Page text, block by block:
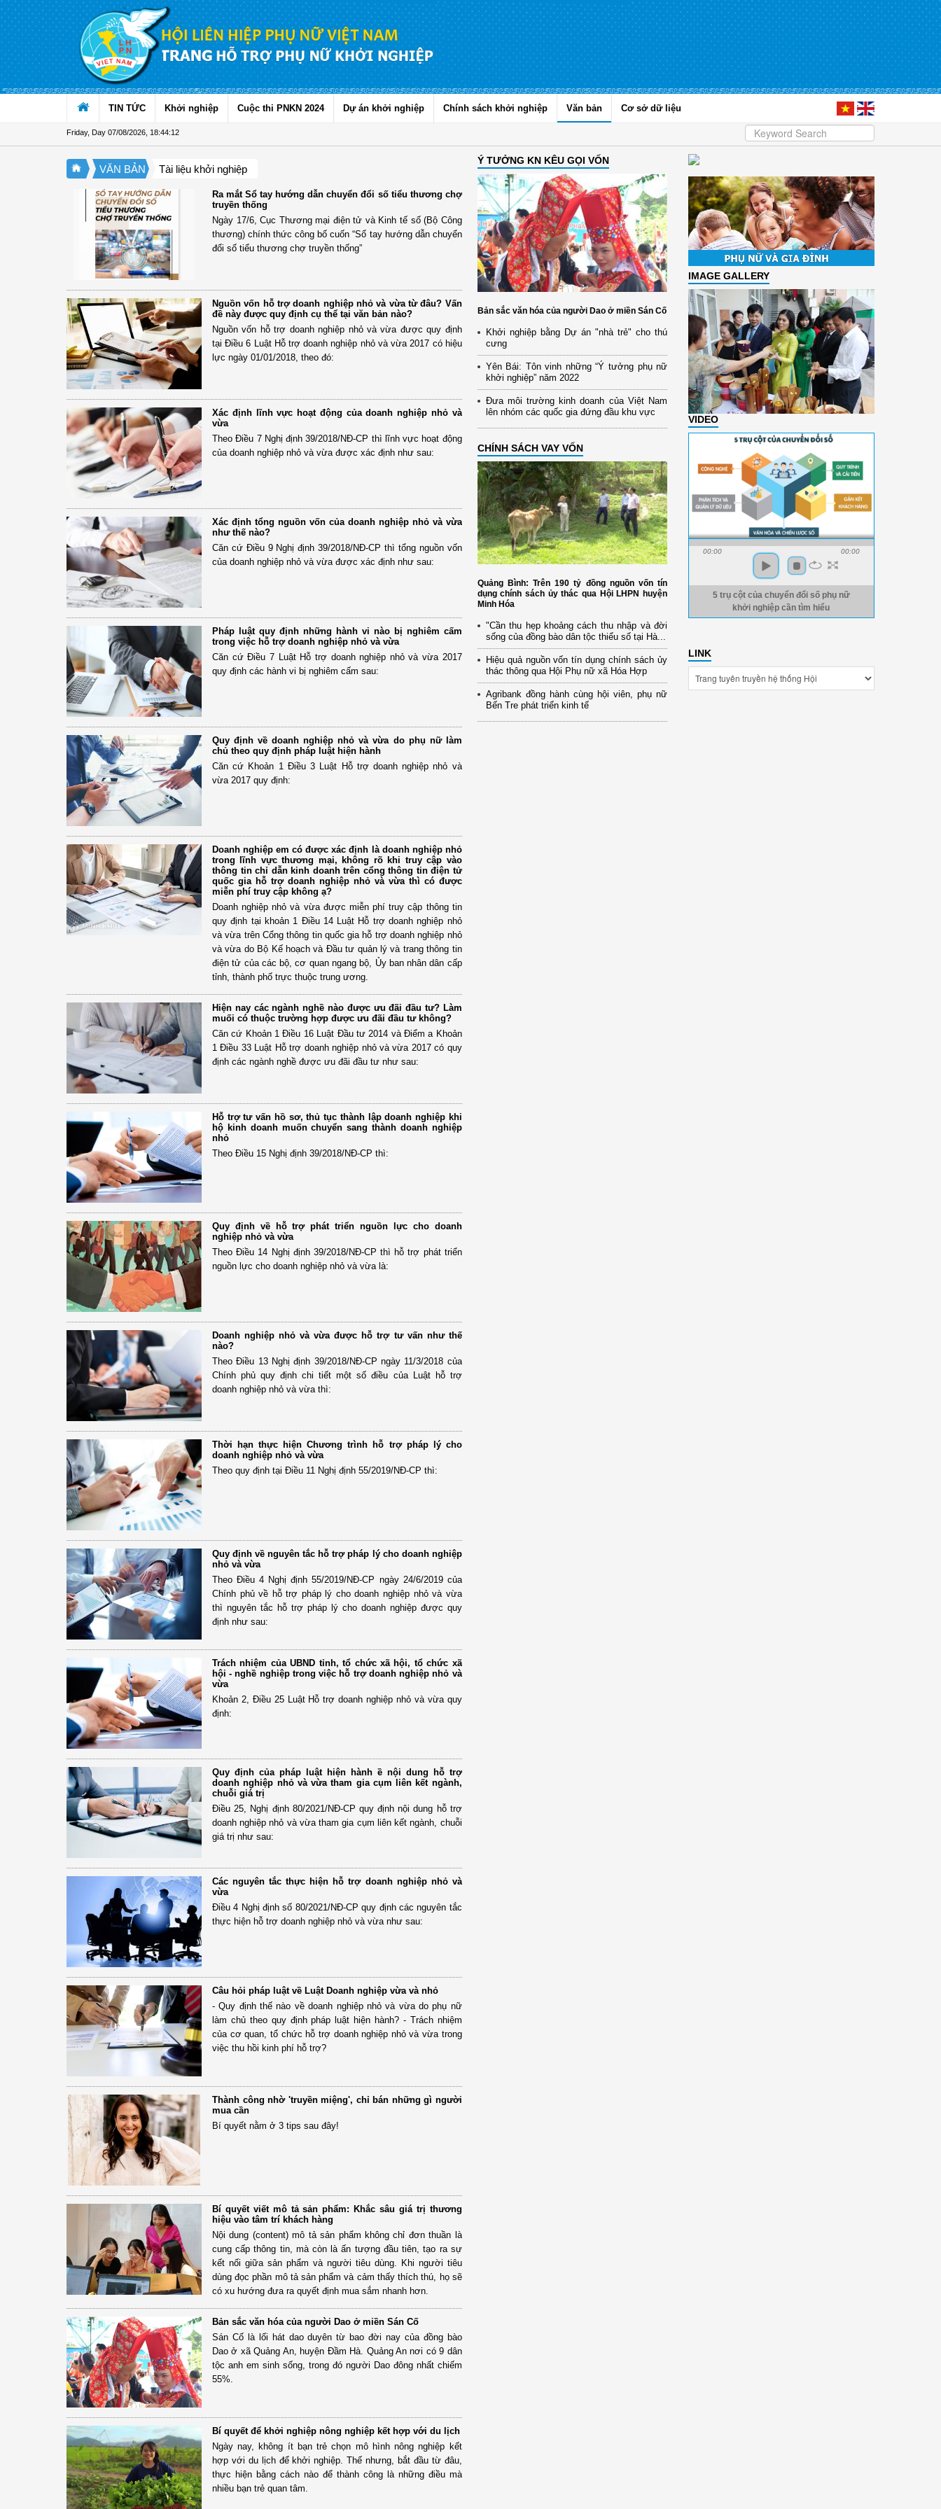
Skip to Content
TIN TỨC Khởi nghiệp Cuộc thi PNKN 2024 Dự án khởi nghiệp Chính sách khởi nghiệp Văn bản Cơ sở dữ liệu
Friday, Day 07/08/2026 18:44:13
VĂN BẢN Tài liệu khởi nghiệp
Ra mắt Sổ tay hướng dẫn chuyển đổi số tiểu thương chợ
truyền thống
Ngày 17/6, Cục Thương mại điện tử và Kinh tế số (Bộ Công
thương) chính thức công bố cuốn “Sổ tay hướng dẫn chuyển
đổi số tiểu thương chợ truyền thống”
Nguồn vốn hỗ trợ doanh nghiệp nhỏ và vừa từ đâu? Vấn
đề này được quy định cụ thể tại văn bản nào?
Nguồn vốn hỗ trợ doanh nghiệp nhỏ và vừa được quy định
tại Điều 6 Luật Hỗ trợ doanh nghiệp nhỏ và vừa 2017 có hiệu
lực ngày 01/01/2018, theo đó:
Xác định lĩnh vực hoạt động của doanh nghiệp nhỏ và
vừa
Theo Điều 7 Nghị định 39/2018/NĐ-CP thì lĩnh vực hoạt động
của doanh nghiệp nhỏ và vừa được xác định như sau:
Xác định tổng nguồn vốn của doanh nghiệp nhỏ và vừa
như thế nào?
Căn cứ Điều 9 Nghị định 39/2018/NĐ-CP thì tổng nguồn vốn
của doanh nghiệp nhỏ và vừa được xác định như sau:
Pháp luật quy định những hành vi nào bị nghiêm cấm
trong việc hỗ trợ doanh nghiệp nhỏ và vừa
Căn cứ Điều 7 Luật Hỗ trợ doanh nghiệp nhỏ và vừa 2017
quy định các hành vi bị nghiêm cấm sau:
Quy định về doanh nghiệp nhỏ và vừa do phụ nữ làm
chủ theo quy định pháp luật hiện hành
Căn cứ Khoản 1 Điều 3 Luật Hỗ trợ doanh nghiệp nhỏ và
vừa 2017 quy định:
Doanh nghiệp em có được xác định là doanh nghiệp nhỏ
trong lĩnh vực thương mại, không rõ khi truy cập vào
thông tin chỉ dẫn kinh doanh trên cổng thông tin điện tử
quốc gia hỗ trợ doanh nghiệp nhỏ và vừa thì có được
miễn phí truy cập không ạ?
Doanh nghiệp nhỏ và vừa được miễn phí truy cập thông tin
quy định tại khoản 1 Điều 14 Luật Hỗ trợ doanh nghiệp nhỏ
và vừa trên Cổng thông tin quốc gia hỗ trợ doanh nghiệp nhỏ
và vừa do Bộ Kế hoạch và Đầu tư quản lý và trang thông tin
điện tử của các bộ, cơ quan ngang bộ, Ủy ban nhân dân cấp
tỉnh, thành phố trực thuộc trung ương.
Hiện nay các ngành nghề nào được ưu đãi đầu tư? Làm
muối có thuộc trường hợp được ưu đãi đầu tư không?
Căn cứ Khoản 1 Điều 16 Luật Đầu tư 2014 và Điểm a Khoản
1 Điều 33 Luật Hỗ trợ doanh nghiệp nhỏ và vừa 2017 có quy
định các ngành nghề được ưu đãi đầu tư như sau:
Hỗ trợ tư vấn hồ sơ, thủ tục thành lập doanh nghiệp khi
hộ kinh doanh muốn chuyển sang thành doanh nghiệp
nhỏ
Theo Điều 15 Nghị định 39/2018/NĐ-CP thì:
Quy định về hỗ trợ phát triển nguồn lực cho doanh
nghiệp nhỏ và vừa
Theo Điều 14 Nghị định 39/2018/NĐ-CP thì hỗ trợ phát triển
nguồn lực cho doanh nghiệp nhỏ và vừa là:
Doanh nghiệp nhỏ và vừa được hỗ trợ tư vấn như thế
nào?
Theo Điều 13 Nghị định 39/2018/NĐ-CP ngày 11/3/2018 của
Chính phủ quy định chi tiết một số điều của Luật hỗ trợ
doanh nghiệp nhỏ và vừa thì:
Thời hạn thực hiện Chương trình hỗ trợ pháp lý cho
doanh nghiệp nhỏ và vừa
Theo quy định tại Điều 11 Nghị định 55/2019/NĐ-CP thì:
Quy định về nguyên tắc hỗ trợ pháp lý cho doanh nghiệp
nhỏ và vừa
Theo Điều 4 Nghị định 55/2019/NĐ-CP ngày 24/6/2019 của
Chính phủ về hỗ trợ pháp lý cho doanh nghiệp nhỏ và vừa
thì nguyên tắc hỗ trợ pháp lý cho doanh nghiệp được quy
định như sau:
Trách nhiệm của UBND tỉnh, tổ chức xã hội, tổ chức xã
hội - nghề nghiệp trong việc hỗ trợ doanh nghiệp nhỏ và
vừa
Khoản 2, Điều 25 Luật Hỗ trợ doanh nghiệp nhỏ và vừa quy
định:
Quy định của pháp luật hiện hành ề nội dung hỗ trợ
doanh nghiệp nhỏ và vừa tham gia cụm liên kết ngành,
chuỗi giá trị
Điều 25, Nghị định 80/2021/NĐ-CP quy định nội dung hỗ trợ
doanh nghiệp nhỏ và vừa tham gia cụm liên kết ngành, chuỗi
giá trị như sau:
Các nguyên tắc thực hiện hỗ trợ doanh nghiệp nhỏ và
vừa
Điều 4 Nghị định số 80/2021/NĐ-CP quy định các nguyên tắc
thực hiện hỗ trợ doanh nghiệp nhỏ và vừa như sau:
Câu hỏi pháp luật về Luật Doanh nghiệp vừa và nhỏ
- Quy định thế nào về doanh nghiệp nhỏ và vừa do phụ nữ
làm chủ theo quy định pháp luật hiện hành? - Trách nhiệm
của cơ quan, tổ chức hỗ trợ doanh nghiệp nhỏ và vừa trong
việc thu hồi kinh phí hỗ trợ?
Thành công nhờ 'truyền miệng', chỉ bán những gì người
mua cần
Bí quyết nằm ở 3 tips sau đây!
Bí quyết viết mô tả sản phẩm: Khắc sâu giá trị thương
hiệu vào tâm trí khách hàng
Nội dung (content) mô tả sản phẩm không chỉ đơn thuần là
cung cấp thông tin, mà còn là ấn tượng đầu tiên, tạo ra sự
kết nối giữa sản phẩm và người tiêu dùng. Khi người tiêu
dùng đọc phần mô tả sản phẩm và cảm thấy thích thú, họ sẽ
có xu hướng đưa ra quyết định mua sắm nhanh hơn.
Bản sắc văn hóa của người Dao ở miền Sán Cố
Sán Cố là lối hát dao duyên từ bao đời nay của đồng bào
Dao ở xã Quảng An, huyện Đầm Hà. Quảng An nơi có 9 dân
tộc anh em sinh sống, trong đó người Dao đông nhất chiếm
55%.
Bí quyết để khởi nghiệp nông nghiệp kết hợp với du lịch
Ngày nay, không ít bạn trẻ chọn mô hình nông nghiệp kết
hợp với du lịch để khởi nghiệp. Thế nhưng, bắt đầu từ đâu,
thực hiện bằng cách nào để thành công là những điều mà
nhiều bạn trẻ quan tâm.
Ý TƯỞNG KN KÊU GỌI VỐN
Bản sắc văn hóa của người Dao ở miền Sán Cố
Khởi nghiệp bằng Dự án "nhà trẻ" cho thú
cưng
Yên Bái: Tôn vinh những “Ý tưởng phụ nữ
khởi nghiệp” năm 2022
Đưa môi trường kinh doanh của Việt Nam
lên nhóm các quốc gia đứng đầu khu vực
CHÍNH SÁCH VAY VỐN
Quảng Bình: Trên 190 tỷ đồng nguồn vốn tín
dụng chính sách ủy thác qua Hội LHPN huyện
Minh Hóa
"Cần thu hẹp khoảng cách thu nhập và đời
sống của đồng bào dân tộc thiểu số tại Hà...
Hiệu quả nguồn vốn tín dụng chính sách ủy
thác thông qua Hội Phụ nữ xã Hóa Hợp
Agribank đồng hành cùng hội viên, phụ nữ
Bến Tre phát triển kinh tế
IMAGE GALLERY
VIDEO
00:00 00:00
5 trụ cột của chuyển đổi số phụ nữ
khởi nghiệp cần tìm hiểu
LINK